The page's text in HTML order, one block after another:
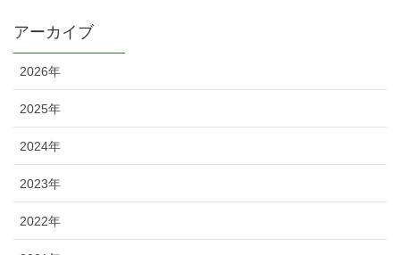
アーカイブ
2026年
2025年
2024年
2023年
2022年